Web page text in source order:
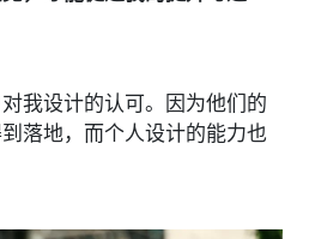
我设计的认可。因为他们的
落地，而个人设计的能力也